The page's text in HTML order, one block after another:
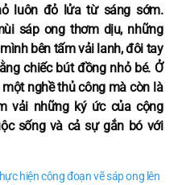
luôn đỏ lửa từ sáng sớm.
sáp ong thơm dịu, những
bên tấm vải lanh, đôi tay
chiếc bút đồng nhỏ bé. Ở
nghề thủ công mà còn là
vải những ký ức của cộng
sống và cả sự gắn bó với
hiện công đoạn vẽ sáp ong lên